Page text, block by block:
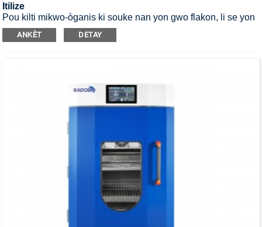
Itilize
Pou kilti mikwo-òganis ki souke nan yon gwo flakon, li se yon
shaker enkibatè anpile ki ka esterilize UV.
ANKÈT DETAY